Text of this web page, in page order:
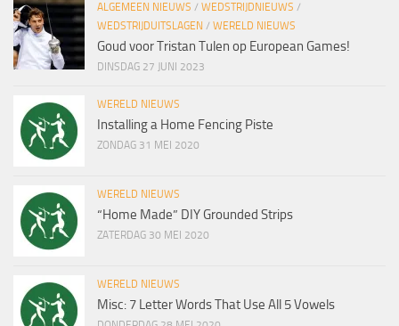
ALGEMEEN NIEUWS / WEDSTRIJDNIEUWS /
WEDSTRIJDUITSLAGEN / WERELD NIEUWS
Goud voor Tristan Tulen op European Games!
DINSDAG 27 JUNI 2023
WERELD NIEUWS
Installing a Home Fencing Piste
ZONDAG 31 MEI 2020
WERELD NIEUWS
“Home Made” DIY Grounded Strips
ZATERDAG 30 MEI 2020
WERELD NIEUWS
Misc: 7 Letter Words That Use All 5 Vowels